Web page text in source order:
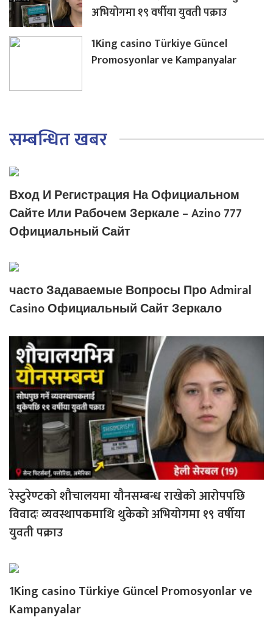
अभियोगमा १९ वर्षीया युवती पक्राउ
1King casino Türkiye Güncel
Promosyonlar ve Kampanyalar
सम्बन्धित खबर
Вход И Регистрация На Официальном
Сайте Или Рабочем Зеркале – Azino 777
Официальный Сайт
часто Задаваемые Вопросы Про Admiral
Casino Официальный Сайт Зеркало
रेस्टुरेण्टको शौचालयमा यौनसम्बन्ध राखेको आरोपपछि
विवादः व्यवस्थापकमाथि थुकेको अभियोगमा १९ वर्षीया
युवती पक्राउ
1King casino Türkiye Güncel Promosyonlar ve
Kampanyalar